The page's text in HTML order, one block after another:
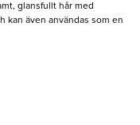
glansfullt hår med
kan även användas som en